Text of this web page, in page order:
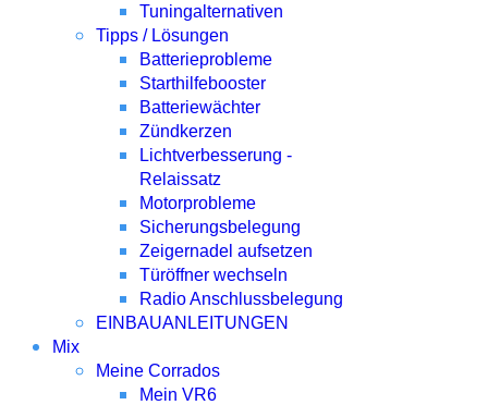
Tuningalternativen
Tipps / Lösungen
Batterieprobleme
Starthilfebooster
Batteriewächter
Zündkerzen
Lichtverbesserung -
Relaissatz
Motorprobleme
Sicherungsbelegung
Zeigernadel aufsetzen
Türöffner wechseln
Radio Anschlussbelegung
EINBAUANLEITUNGEN
Mix
Meine Corrados
Mein VR6